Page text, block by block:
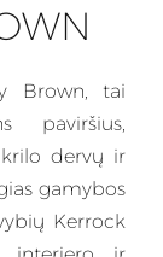
Brown, tai
paviršius,
dervų ir
gamybos
Kerrock